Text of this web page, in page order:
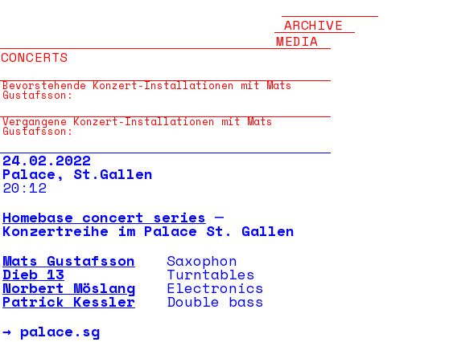
CONCERTS
Bevorstehende Konzert-Installationen mit Mats
Gustafsson:
Vergangene Konzert-Installationen mit Mats
Gustafsson:
24.02.2022
Palace, St.Gallen
20:12
Homebase concert series ─
Konzertreihe im Palace St. Gallen
Mats Gustafsson
Saxophon
Dieb 13 Turntables
Norbert Möslang Electronics
Patrick Kessler
Double bass
→ palace.sg
MEDIA
ARCHIVE